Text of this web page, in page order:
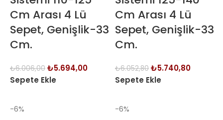
Cm Arası 4 Lü
Sepet, Genişlik-33
Cm.
₺6.006,00 ₺5.694,00
Sepete Ekle
Cm Arası 4 Lü
Sepet, Genişlik-33
Cm.
₺6.052,80 ₺5.740,80
Sepete Ekle
-6% -6%